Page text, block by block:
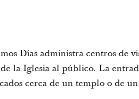
Días administra centros de
la Iglesia al público. La
cerca de un templo o de